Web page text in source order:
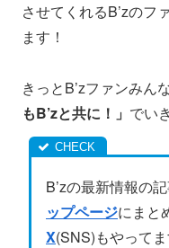
させてくれるB’zのフ
ます！
きっとB’zファンみん
もB’zと共に！」 でい
B’zの最新情報の
ップページにまと
X(SNS)もやってま